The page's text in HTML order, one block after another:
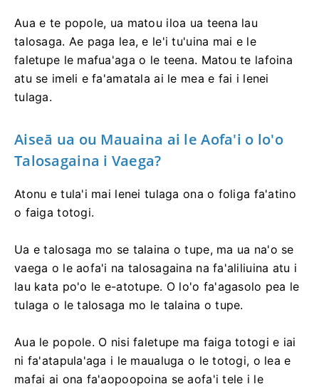
Aua e te popole, ua matou iloa ua teena lau
talosaga. Ae paga lea, e le'i tu'uina mai e le
faletupe le mafua'aga o le teena. Matou te lafoina
atu se imeli e fa'amatala ai le mea e fai i lenei
tulaga.
Aiseā ua ou Mauaina ai le Aofa'i o lo'o
Talosagaina i Vaega?
Atonu e tula'i mai lenei tulaga ona o foliga fa'atino
o faiga totogi.
Ua e talosaga mo se talaina o tupe, ma ua na'o se
vaega o le aofa'i na talosagaina na fa'aliliuina atu i
lau kata po'o le e-atotupe. O lo'o fa'agasolo pea le
tulaga o le talosaga mo le talaina o tupe.
Aua le popole. O nisi faletupe ma faiga totogi e iai
ni fa'atapula'aga i le maualuga o le totogi, o lea e
mafai ai ona fa'aopoopoina se aofa'i tele i le